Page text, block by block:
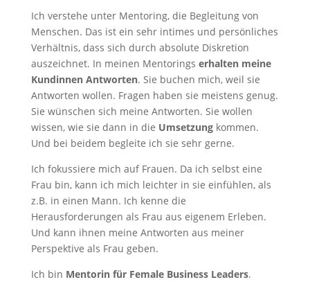
Ich verstehe unter Mentoring, die Begleitung von
Menschen. Das ist ein sehr intimes und persönliches
Verhältnis, dass sich durch absolute Diskretion
auszeichnet. In meinen Mentorings erhalten meine
Kundinnen Antworten. Sie buchen mich, weil sie
Antworten wollen. Fragen haben sie meistens genug.
Sie wünschen sich meine Antworten. Sie wollen
wissen, wie sie dann in die Umsetzungkommen.
Und bei beidem begleite ich sie sehr gerne.
Ich fokussiere mich auf Frauen. Da ich selbst eine
Frau bin, kann ich mich leichter in sie einfühlen, als
z.B. in einen Mann. Ich kenne die
Herausforderungen als Frau aus eigenem Erleben.
Und kann ihnen meine Antworten aus meiner
Perspektive als Frau geben.
Ich bin Mentorin für Female Business Leaders.